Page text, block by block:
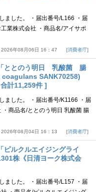
ました。 ・届出番号/L166 ・届
業株式会社 ・商品名/アイサポ
2026年08月06日 16：47 消費者庁
ととのう明日 乳酸菌 腸
coagulans SANK70258)
計11,259件 ]
ました。 ・届出番号/K1166 ・届
商品名/ととのう明日 乳酸菌 腸
2026年08月04日 16：13 消費者庁
ピルクルエイジングライ
株《日清ヨーク株式会
ました。 ・届出番号/L157 ・届